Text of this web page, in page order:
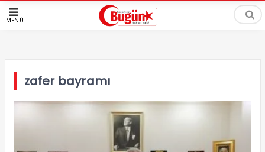
MENÜ
zafer bayramı